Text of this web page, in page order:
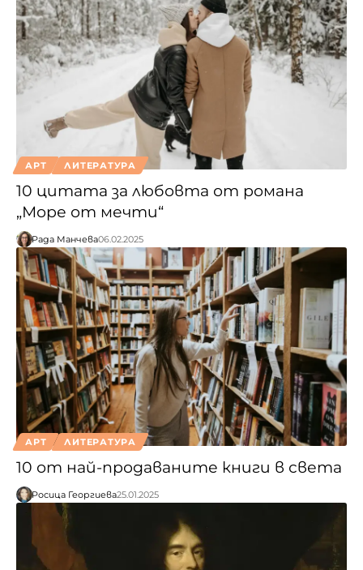
АРТ ЛИТЕРАТУРА
10 цитата за любовта от романа
„Море от мечти“
Рада Манчева06.02.2025
АРТ ЛИТЕРАТУРА
10 от най-продаваните книги в света
Росица Георгиева25.01.2025